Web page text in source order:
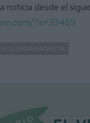
noticia desde el
?a=33469